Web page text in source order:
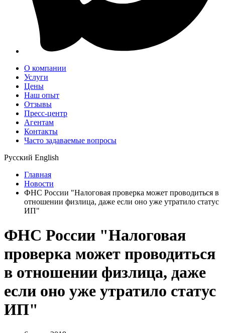
О компании
Услуги
Цены
Наш опыт
Отзывы
Пресс-центр
Агентам
Контакты
Часто задаваемые вопросы
Русский English
Главная
Новости
ФНС России "Налоговая проверка может проводиться в
отношении физлица, даже если оно уже утратило статус
ИП"
ФНС России "Налоговая
проверка может проводиться
в отношении физлица, даже
если оно уже утратило статус
ИП"